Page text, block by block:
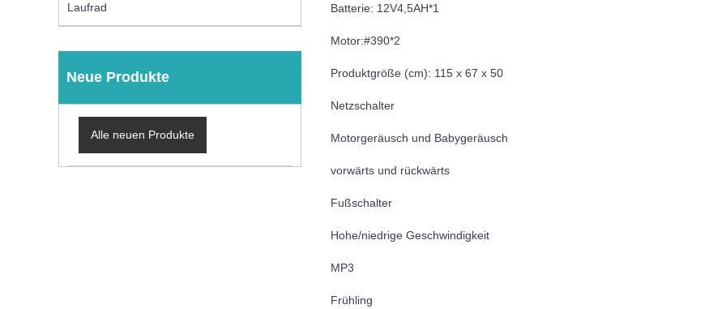
Laufrad
Neue Produkte
Alle neuen Produkte
Batterie: 12V4,5AH*1
Motor:#390*2
Produktgröße (cm): 115 x 67 x 50
Netzschalter
Motorgeräusch und Babygeräusch
vorwärts und rückwärts
Fußschalter
Hohe/niedrige Geschwindigkeit
MP3
Frühling